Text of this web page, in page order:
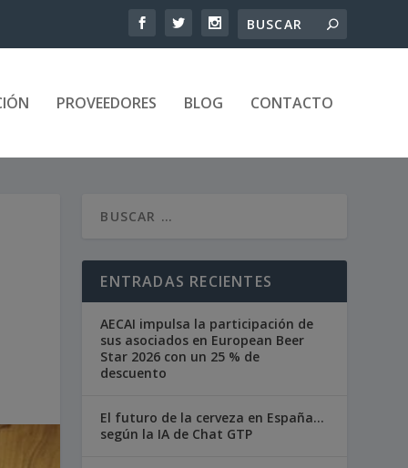
PROVEEDORES BLOG CONTACTO
ENTRADAS RECIENTES
AECAI impulsa la participación de
sus asociados en European Beer
Star 2026 con un 25 % de
descuento
El futuro de la cerveza en España…
según la IA de Chat GTP